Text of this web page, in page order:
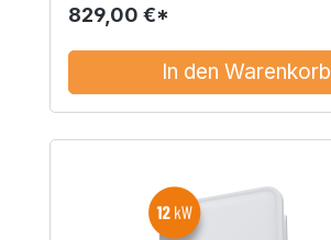
829,00 €*
In den Warenkorb